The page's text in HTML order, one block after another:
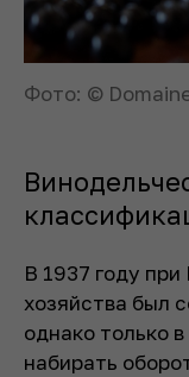
Фото: ©
В 1937 году
хозяйства был
однако только
набирать